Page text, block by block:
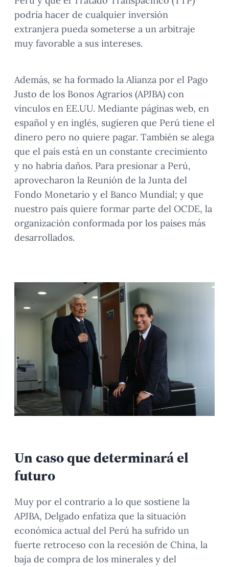
podría hacer de cualquier inversión
extranjera pueda someterse a un arbitraje
muy favorable a sus intereses.
Además, se ha formado la Alianza por el Pago
Justo de los Bonos Agrarios (APJBA) con
vínculos en EE.UU. Mediante páginas web, en
español y en inglés, sugieren que Perú tiene el
dinero pero no quiere pagar. También se alega
que el país está en un constante crecimiento
y no habría daños. Para presionar a Perú,
aprovecharon la Reunión de la Junta del
Fondo Monetario y el Banco Mundial; y que
nuestro país quiere formar parte del OCDE, la
organización conformada por los países más
desarrollados.
Un caso que determinará el
futuro
Muy por el contrario a lo que sostiene la
APJBA, Delgado enfatiza que la situación
económica actual del Perú ha sufrido un
fuerte retroceso con la recesión de China, la
baja de compra de los minerales y del